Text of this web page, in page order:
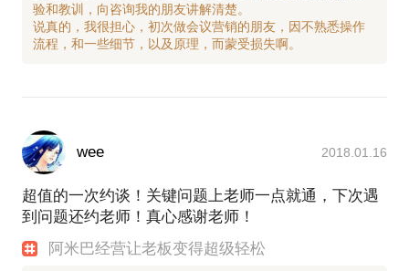
验和教训，向咨询我的朋友讲解清楚。
说真的，我很担心，初次做会议营销的朋友，因不熟悉操作
wee 2018.01.16
超值的一次约谈！关键问题上老师一点就通，下次遇
到问题还约老师！真心感谢老师！
阿米巴经营让老板变得超级轻松